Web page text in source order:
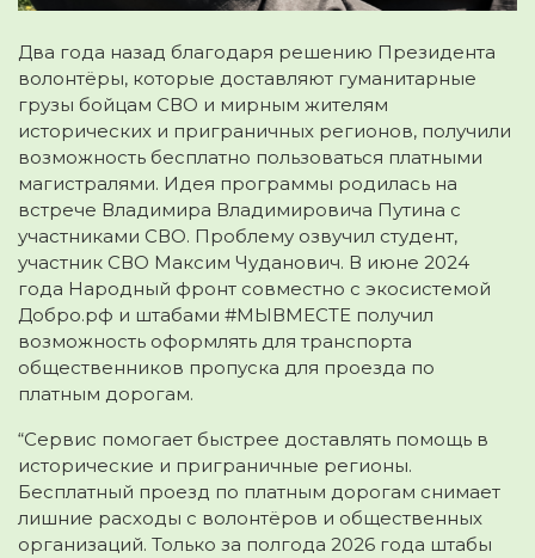
Два года назад благодаря решению Президента
волонтёры, которые доставляют гуманитарные
грузы бойцам СВО и мирным жителям
исторических и приграничных регионов, получили
возможность бесплатно пользоваться платными
магистралями. Идея программы родилась на
встрече Владимира Владимировича Путина с
участниками СВО. Проблему озвучил студент,
участник СВО Максим Чуданович. В июне 2024
года Народный фронт совместно с экосистемой
Добро.рф и штабами #МЫВМЕСТЕ получил
возможность оформлять для транспорта
общественников пропуска для проезда по
платным дорогам.
“Сервис помогает быстрее доставлять помощь в
исторические и приграничные регионы.
Бесплатный проезд по платным дорогам снимает
лишние расходы с волонтёров и общественных
организаций. Только за полгода 2026 года штабы